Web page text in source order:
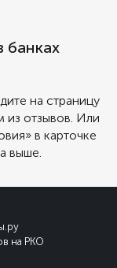
банках
на страницу
из отзывов. Или
в карточке
выше.
на РКО